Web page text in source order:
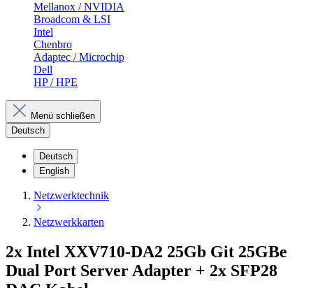
Mellanox / NVIDIA
Broadcom & LSI
Intel
Chenbro
Adaptec / Microchip
Dell
HP / HPE
Menü schließen
Deutsch
Deutsch
English
Netzwerktechnik
Netzwerkkarten
2x Intel XXV710-DA2 25Gb Git 25GBe
Dual Port Server Adapter + 2x SFP28